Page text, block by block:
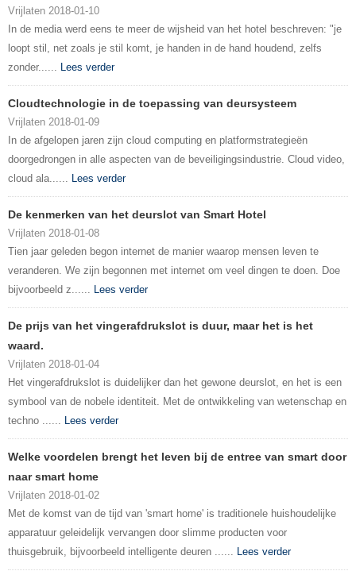
Vrijlaten 2018-01-10
In de media werd eens te meer de wijsheid van het hotel beschreven: "je
loopt stil, net zoals je stil komt, je handen in de hand houdend, zelfs
zonder...... Lees verder
Cloudtechnologie in de toepassing van deursysteem
Vrijlaten 2018-01-09
In de afgelopen jaren zijn cloud computing en platformstrategieën
doorgedrongen in alle aspecten van de beveiligingsindustrie. Cloud video,
cloud ala...... Lees verder
De kenmerken van het deurslot van Smart Hotel
Vrijlaten 2018-01-08
Tien jaar geleden begon internet de manier waarop mensen leven te
veranderen. We zijn begonnen met internet om veel dingen te doen. Doe
bijvoorbeeld z...... Lees verder
De prijs van het vingerafdrukslot is duur, maar het is het
waard.
Vrijlaten 2018-01-04
Het vingerafdrukslot is duidelijker dan het gewone deurslot, en het is een
symbool van de nobele identiteit. Met de ontwikkeling van wetenschap en
techno ...... Lees verder
Welke voordelen brengt het leven bij de entree van smart door
naar smart home
Vrijlaten 2018-01-02
Met de komst van de tijd van 'smart home' is traditionele huishoudelijke
apparatuur geleidelijk vervangen door slimme producten voor
thuisgebruik, bijvoorbeeld intelligente deuren ...... Lees verder